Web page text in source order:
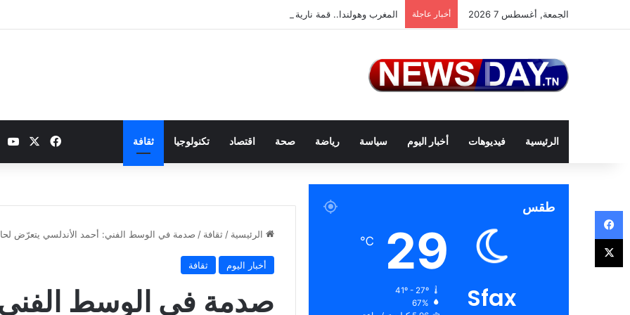
الجمعة, أغسطس 7 2026 أخبار عاجلة المغرب وهولندا.. قمة نارية بطموح التأهل إلى ثمن النهائي
الرئيسية فيديوهات أخبار اليوم سياسة رياضة صحة اقتصاد تكنولوجيا ثقافة فيسبوك
الرئيسية / ثقافة / صدمة في الوسط الفني: أحمد الأندلسي يتعرّض
أخبار اليوم ثقافة
صدمة في الوسط
طقس
Sfax
29
℃
41º - 27º
67%
فيسبوك
‫X